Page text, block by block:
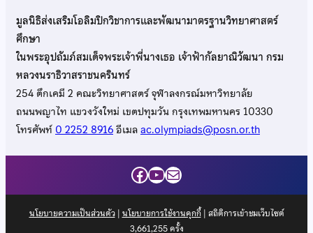
มูลนิธิส่งเสริมโอลิมปิกวิชาการและพัฒนามาตรฐานวิทยาศาสตร์
ศึกษา
ในพระอุปถัมภ์สมเด็จพระเจ้าพี่นางเธอ เจ้าฟ้ากัลยาณิวัฒนา กรม
หลวงนราธิวาสราชนครินทร์
254 ตึกเคมี 2 คณะวิทยาศาสตร์ จุฬาลงกรณ์มหาวิทยาลัย
ถนนพญาไท แขวงวังใหม่ เขตปทุมวัน กรุงเทพมหานคร 10330
โทรศัพท์0 2252 8916อีเมลac.olympiads@posn.or.th
Facebook
YouTube
Mail
นโยบายความเป็นส่วนตัว| นโยบายการใช้งานคุกกี้| สถิติการเข้าชมเว็บไซต์
3,661,255ครั้ง